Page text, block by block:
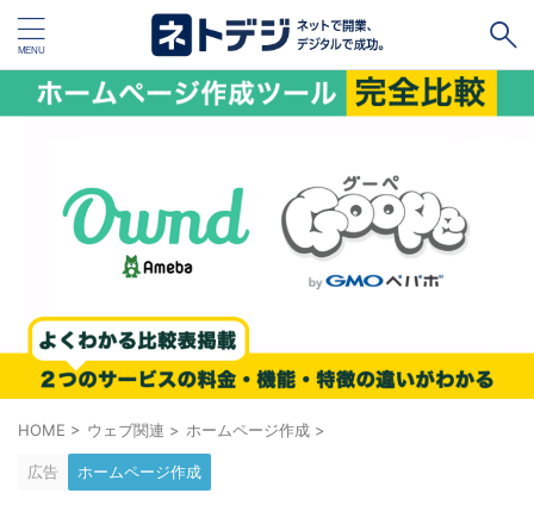
キャッシュレス Square BASE STORES
ネットショップ開設１vs１ 無料ネットショップ
ペライチ キャッシュレス決済端末１vs１ ジンドゥー
POSレジ スマレジ カラーミーショップ Wix
楽天ペイ stera pack
HOME > ウェブ関連 > ホームページ作成 >
広告 ホームページ作成